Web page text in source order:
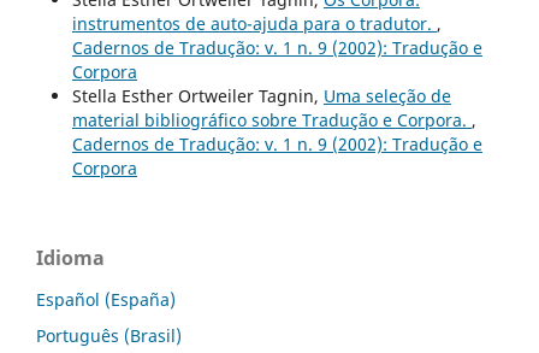
instrumentos de auto-ajuda para o tradutor. ,
Cadernos de Tradução: v. 1 n. 9 (2002): Tradução e
Corpora
Stella Esther Ortweiler Tagnin, Uma seleção de
material bibliográfico sobre Tradução e Corpora. ,
Cadernos de Tradução: v. 1 n. 9 (2002): Tradução e
Corpora
Idioma
Español (España)
Português (Brasil)